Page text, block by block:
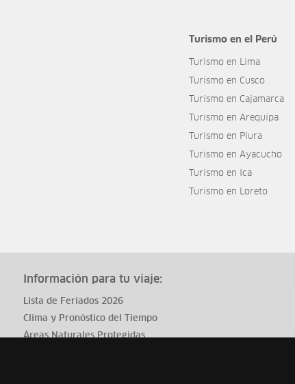
Turismo en el Perú
Turismo en Lima
Turismo en Cusco
Turismo en Cajamarca
Turismo en Arequipa
Turismo en Piura
Turismo en Ayacucho
Turismo en Ica
Turismo en Loreto
Información para tu viaje:
Lista de Feriados 2026
Clima y Pronóstico del Tiempo
Áreas Naturales Protegidas